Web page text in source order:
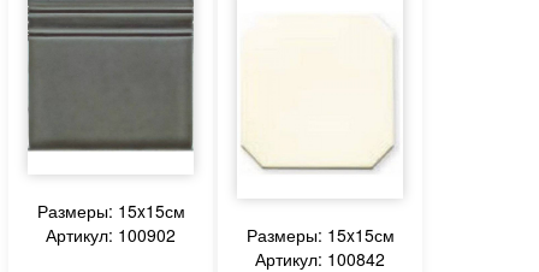
Размеры: 15x15см
Артикул: 100902
Размеры: 15x15см
Артикул: 100842